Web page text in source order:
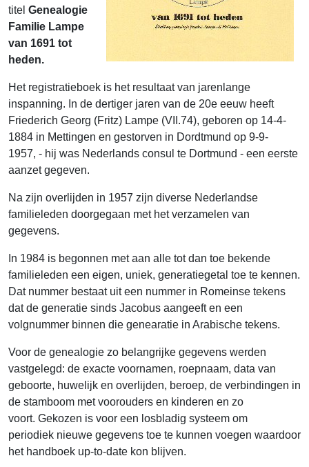
titel Genealogie
Familie Lampe
van 1691 tot
heden.
Het registratieboek is het resultaat van jarenlange
inspanning. In de dertiger jaren van de 20e eeuw heeft
Friederich Georg (Fritz) Lampe (VII.74), geboren op 14-4-
1884 in Mettingen en gestorven in Dordtmund op 9-9-
1957, - hij was Nederlands consul te Dortmund - een eerste
aanzet gegeven.
Na zijn overlijden in 1957 zijn diverse Nederlandse
familieleden doorgegaan met het verzamelen van
gegevens.
In 1984 is begonnen met aan alle tot dan toe bekende
familieleden een eigen, uniek, generatiegetal toe te kennen.
Dat nummer bestaat uit een nummer in Romeinse tekens
dat de generatie sinds Jacobus aangeeft en een
volgnummer binnen die genearatie in Arabische tekens.
Voor de genealogie zo belangrijke gegevens werden
vastgelegd: de exacte voornamen, roepnaam, data van
geboorte, huwelijk en overlijden, beroep, de verbindingen in
de stamboom met voorouders en kinderen en zo
voort. Gekozen is voor een losbladig systeem om
periodiek nieuwe gegevens toe te kunnen voegen waardoor
het handboek up-to-date kon blijven.